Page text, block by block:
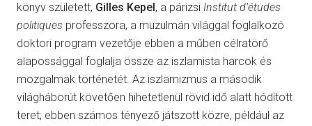
könyv született, Gilles Kepel, a párizsi Institut d’études
politiques professzora, a muzulmán világgal foglalkozó
doktori program vezetője ebben a műben célratörő
alapossággal foglalja össze az iszlamista harcok és
mozgalmak történetét. Az iszlamizmus a második
világháborút követően hihetetlenül rövid idő alatt hódított
teret; ebben számos tényező játszott közre, például az